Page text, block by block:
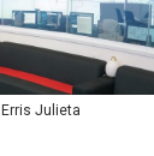
Erris Julieta